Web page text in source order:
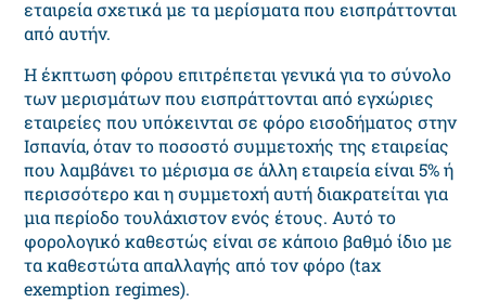
εταιρεία σχετικά με τα μερίσματα που εισπράττονται
από αυτήν.
Η έκπτωση φόρου επιτρέπεται γενικά για το σύνολο
των μερισμάτων που εισπράττονται από εγχώριες
εταιρείες που υπόκεινται σε φόρο εισοδήματος στην
Ισπανία, όταν το ποσοστό συμμετοχής της εταιρείας
που λαμβάνει το μέρισμα σε άλλη εταιρεία είναι 5% ή
περισσότερο και η συμμετοχή αυτή διακρατείται για
μια περίοδο τουλάχιστον ενός έτους. Αυτό το
φορολογικό καθεστώς είναι σε κάποιο βαθμό ίδιο με
τα καθεστώτα απαλλαγής από τον φόρο (tax
exemption regimes).